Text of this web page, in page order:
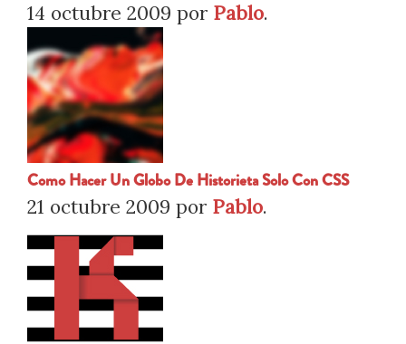
14 octubre 2009 por Pablo.
Como Hacer Un Globo De Historieta Solo Con CSS
21 octubre 2009 por Pablo.